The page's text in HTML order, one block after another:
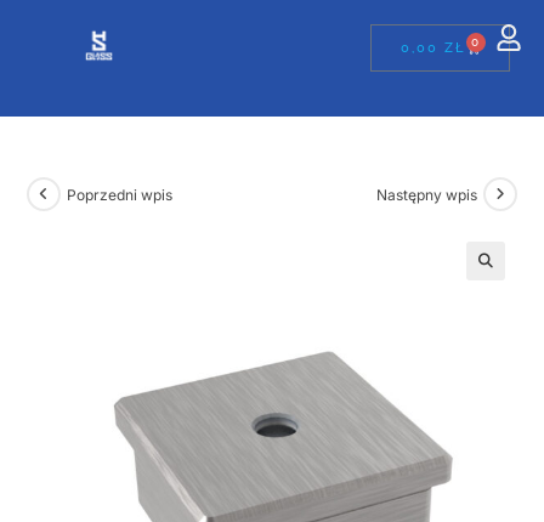
0,00ZŁ 0
Poprzedni wpis Następny wpis